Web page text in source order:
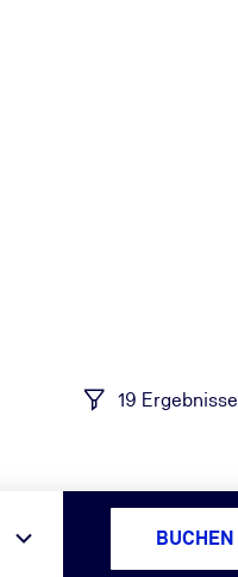
19 Ergebnisse
BUCHEN